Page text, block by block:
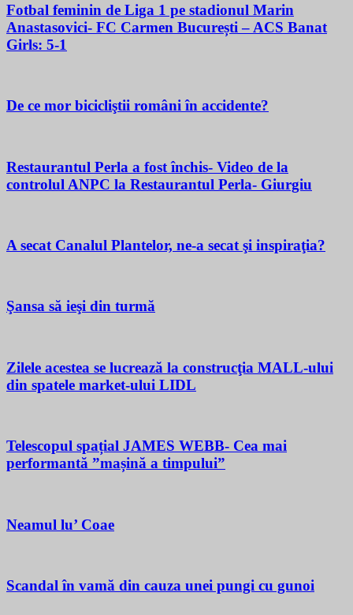
Fotbal feminin de Liga 1 pe stadionul Marin
Anastasovici- FC Carmen București – ACS Banat
Girls: 5-1
De ce mor bicicliştii români în accidente?
Restaurantul Perla a fost închis- Video de la
controlul ANPC la Restaurantul Perla- Giurgiu
A secat Canalul Plantelor, ne-a secat şi inspiraţia?
Şansa să ieşi din turmă
Zilele acestea se lucrează la construcţia MALL-ului
din spatele market-ului LIDL
Telescopul spațial JAMES WEBB- Cea mai
performantă ”mașină a timpului”
Neamul lu’ Coae
Scandal în vamă din cauza unei pungi cu gunoi